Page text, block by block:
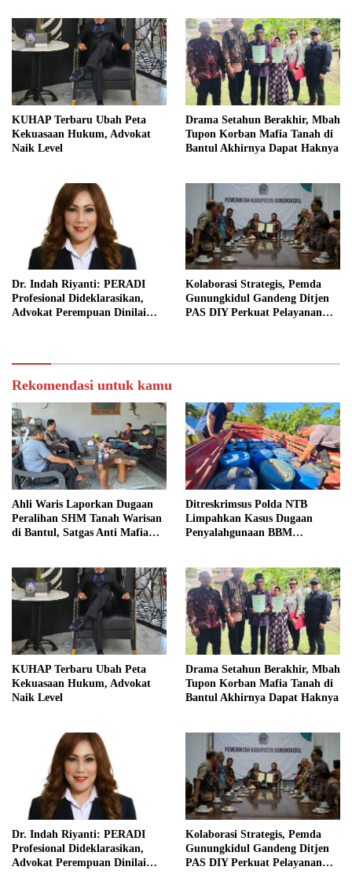
KUHAP Terbaru Ubah Peta
Kekuasaan Hukum, Advokat
Naik Level
Drama Setahun Berakhir, Mbah
Tupon Korban Mafia Tanah di
Bantul Akhirnya Dapat Haknya
Dr. Indah Riyanti: PERADI
Profesional Dideklarasikan,
Advokat Perempuan Dinilai
Kolaborasi Strategis, Pemda
Gunungkidul Gandeng Ditjen
PAS DIY Perkuat Pelayanan
Rekomendasi untuk kamu
Ahli Waris Laporkan Dugaan
Peralihan SHM Tanah Warisan
di Bantul, Satgas Anti Mafia
Ditreskrimsus Polda NTB
Limpahkan Kasus Dugaan
Penyalahgunaan BBM
KUHAP Terbaru Ubah Peta
Kekuasaan Hukum, Advokat
Naik Level
Drama Setahun Berakhir, Mbah
Tupon Korban Mafia Tanah di
Bantul Akhirnya Dapat Haknya
Dr. Indah Riyanti: PERADI
Profesional Dideklarasikan,
Advokat Perempuan Dinilai
Kolaborasi Strategis, Pemda
Gunungkidul Gandeng Ditjen
PAS DIY Perkuat Pelayanan